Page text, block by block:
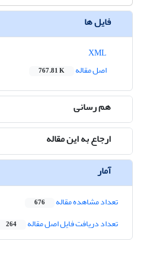
فایل ها
اصل مقاله
767.81 K
هم رسانی
ارجاع به این مقاله
آمار
تعداد مشاهده مقاله 676
تعداد دریافت فایل اصل مقاله 264